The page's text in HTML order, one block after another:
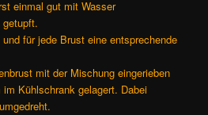
einmal gut mit Wasser
für jede Brust eine entsprechende
mit der Mischung eingerieben
Kühlschrank gelagert. Dabei